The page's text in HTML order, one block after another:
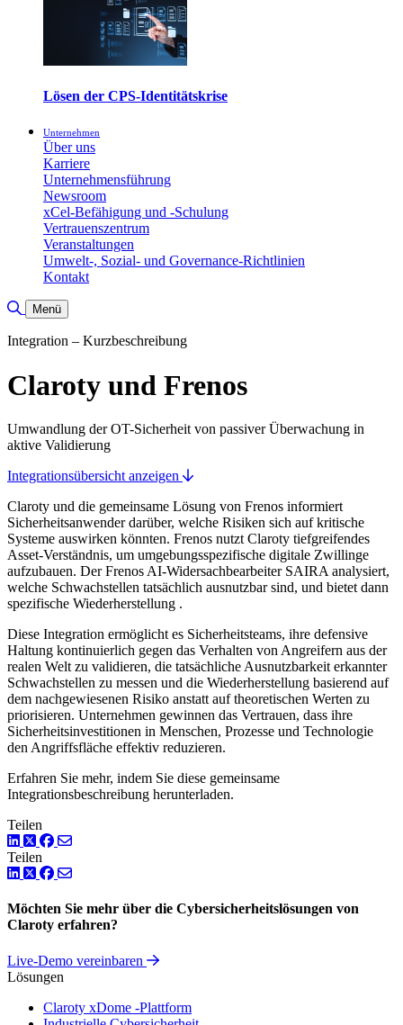
Lösen der CPS-Identitätskrise
Unternehmen
Über uns
Karriere
Unternehmensführung
Newsroom
xCel-Befähigung und -Schulung
Vertrauenszentrum
Veranstaltungen
Umwelt-, Sozial- und Governance-Richtlinien
Kontakt
Suche umschalten
Menü
Integration – Kurzbeschreibung
Claroty und Frenos
Umwandlung der OT-Sicherheit von passiver Überwachung in
aktive Validierung
Integrationsübersicht anzeigen
Claroty und die gemeinsame Lösung von Frenos informiert
Sicherheitsanwender darüber, welche Risiken sich auf kritische
Systeme auswirken könnten. Frenos nutzt Claroty tiefgreifendes
Asset-Verständnis, um umgebungsspezifische digitale Zwillinge
aufzubauen. Der Frenos AI-Widersachbearbeiter SAIRA analysiert,
welche Schwachstellen tatsächlich ausnutzbar sind, und bietet dann
spezifische Wiederherstellung .
Diese Integration ermöglicht es Sicherheitsteams, ihre defensive
Haltung kontinuierlich gegen das Verhalten von Angreifern aus der
realen Welt zu validieren, die tatsächliche Ausnutzbarkeit erkannter
Schwachstellen zu messen und die Wiederherstellung basierend auf
dem nachgewiesenen Risiko anstatt auf theoretischen Werten zu
priorisieren. Unternehmen gewinnen das Vertrauen, dass ihre
Sicherheitsinvestitionen in Menschen, Prozesse und Technologie
den Angriffsfläche effektiv reduzieren.
Erfahren Sie mehr, indem Sie diese gemeinsame
Integrationsbeschreibung herunterladen.
Teilen
LinkedIn
TwitterFacebook
Teilen
LinkedIn
TwitterFacebook
Möchten Sie mehr über die Cybersicherheitslösungen von
Claroty erfahren?
Live-Demo vereinbaren
Lösungen
Claroty xDome -Plattform